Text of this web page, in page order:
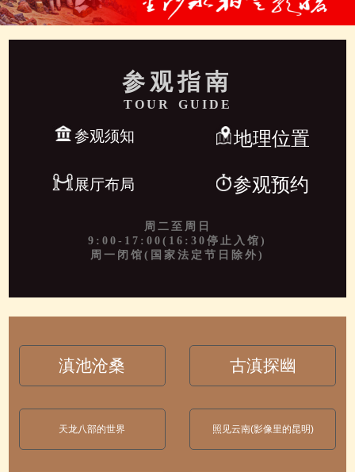
参观指南
TOUR GUIDE
参观须知 地理位置
展厅布局 参观预约
周二至周日
9:00-17:00(16:30停止入馆)
周一闭馆(国家法定节日除外)
滇池沧桑 古滇探幽
天龙八部的世界 照见云南(影像里的昆明)